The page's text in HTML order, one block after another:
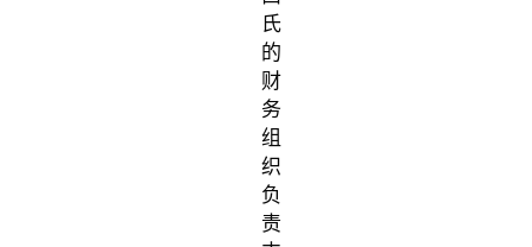
氏
的
财
务
组
织
负
责